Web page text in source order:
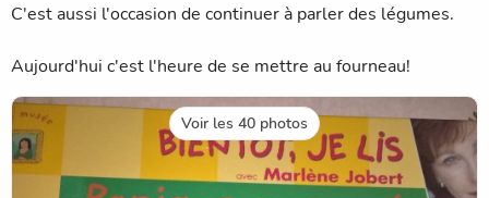
C'est aussi l'occasion de continuer à parler des légumes.
Aujourd'hui c'est l'heure de se mettre au fourneau!
Voir les 40 photos